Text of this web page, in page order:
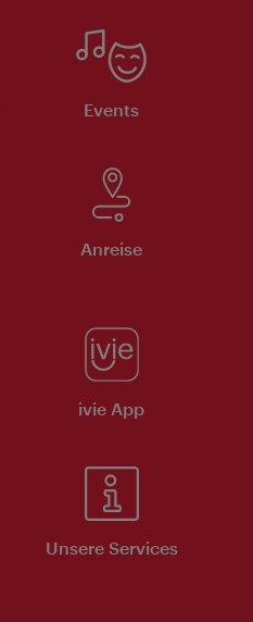
Events
Anreise
ivie App
Unsere Services